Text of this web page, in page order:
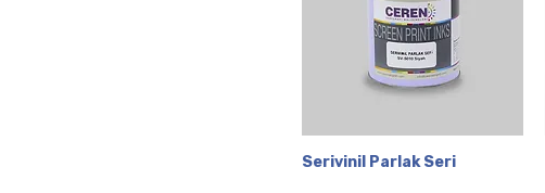
Hızlı Bakış
Serivinil Parlak Seri